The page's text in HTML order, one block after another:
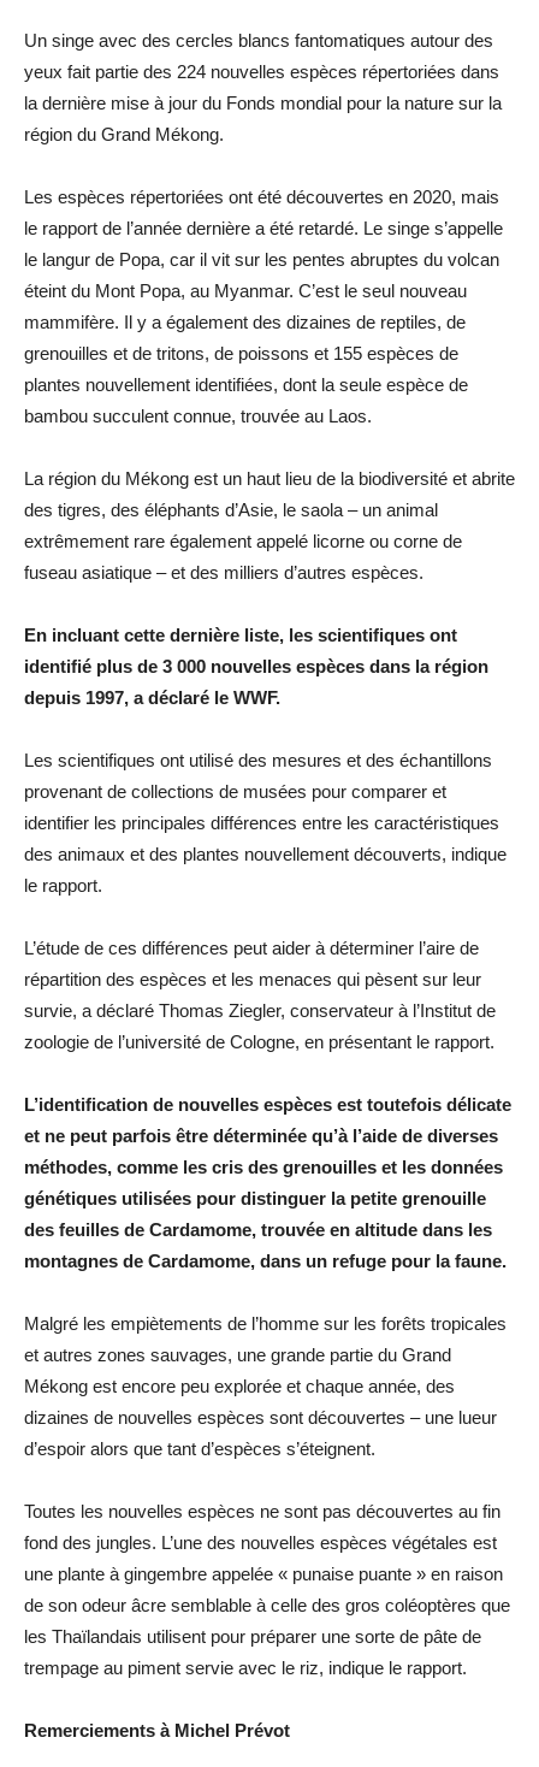
Un singe avec des cercles blancs fantomatiques autour des
yeux fait partie des 224 nouvelles espèces répertoriées dans
la dernière mise à jour du Fonds mondial pour la nature sur la
région du Grand Mékong.
Les espèces répertoriées ont été découvertes en 2020, mais
le rapport de l’année dernière a été retardé. Le singe s’appelle
le langur de Popa, car il vit sur les pentes abruptes du volcan
éteint du Mont Popa, au Myanmar. C’est le seul nouveau
mammifère. Il y a également des dizaines de reptiles, de
grenouilles et de tritons, de poissons et 155 espèces de
plantes nouvellement identifiées, dont la seule espèce de
bambou succulent connue, trouvée au Laos.
La région du Mékong est un haut lieu de la biodiversité et abrite
des tigres, des éléphants d’Asie, le saola – un animal
extrêmement rare également appelé licorne ou corne de
fuseau asiatique – et des milliers d’autres espèces.
En incluant cette dernière liste, les scientifiques ont
identifié plus de 3 000 nouvelles espèces dans la région
depuis 1997, a déclaré le WWF.
Les scientifiques ont utilisé des mesures et des échantillons
provenant de collections de musées pour comparer et
identifier les principales différences entre les caractéristiques
des animaux et des plantes nouvellement découverts, indique
le rapport.
L’étude de ces différences peut aider à déterminer l’aire de
répartition des espèces et les menaces qui pèsent sur leur
survie, a déclaré Thomas Ziegler, conservateur à l’Institut de
zoologie de l’université de Cologne, en présentant le rapport.
L’identification de nouvelles espèces est toutefois délicate
et ne peut parfois être déterminée qu’à l’aide de diverses
méthodes, comme les cris des grenouilles et les données
génétiques utilisées pour distinguer la petite grenouille
des feuilles de Cardamome, trouvée en altitude dans les
montagnes de Cardamome, dans un refuge pour la faune.
Malgré les empiètements de l’homme sur les forêts tropicales
et autres zones sauvages, une grande partie du Grand
Mékong est encore peu explorée et chaque année, des
dizaines de nouvelles espèces sont découvertes – une lueur
d’espoir alors que tant d’espèces s’éteignent.
Toutes les nouvelles espèces ne sont pas découvertes au fin
fond des jungles. L’une des nouvelles espèces végétales est
une plante à gingembre appelée « punaise puante » en raison
de son odeur âcre semblable à celle des gros coléoptères que
les Thaïlandais utilisent pour préparer une sorte de pâte de
trempage au piment servie avec le riz, indique le rapport.
Remerciements à Michel Prévot